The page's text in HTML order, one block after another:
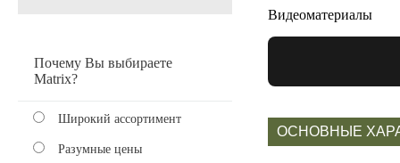
Почему Вы выбираете
Matrix?
Широкий ассортимент
Разумные цены
Видеоматериалы
ОСНОВНЫЕ